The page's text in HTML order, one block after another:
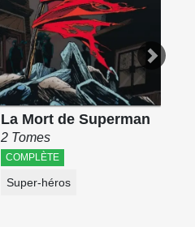
La Mort de Superman
2 Tomes
COMPLÈTE
Super-héros